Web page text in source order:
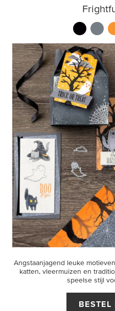
Angstaanjagend leuke
katten, vleermuizen en
speelse stijl
BESTEL